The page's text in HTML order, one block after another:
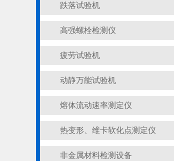
跌落试验机
高强螺栓检测仪
疲劳试验机
动静万能试验机
熔体流动速率测定仪
热变形、维卡软化点测定仪
非金属材料检测设备